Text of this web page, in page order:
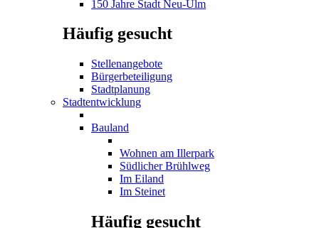
150 Jahre Stadt Neu-Ulm
Häufig gesucht
Stellenangebote
Bürgerbeteiligung
Stadtplanung
Stadtentwicklung
Bauland
Wohnen am Illerpark
Südlicher Brühlweg
Im Eiland
Im Steinet
Häufig gesucht